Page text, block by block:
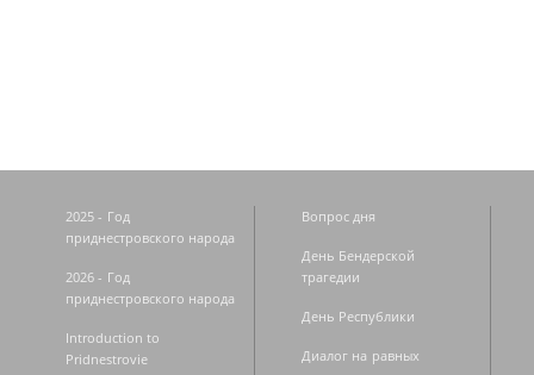
2025 - Год
приднестровского народа
2026 - Год
приднестровского народа
Introduction to
Pridnestrovie
Вопрос дня
День Бендерской
трагедии
День Республики
Диалог на равных